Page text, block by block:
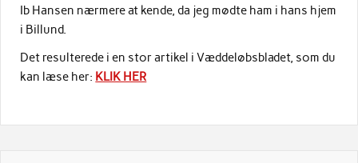
Ib Hansen nærmere at kende, da jeg mødte ham i hans hjem
i Billund.
Det resulterede i en stor artikel i Væddeløbsbladet, som du
kan læse her: KLIK HER